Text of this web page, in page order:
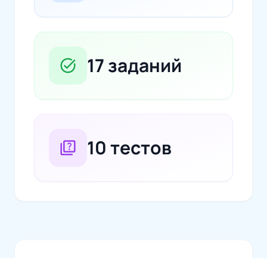
task_alt 17 заданий
quiz 10 тестов